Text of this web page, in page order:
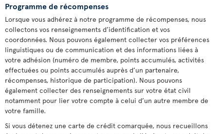
Programme de récompenses
Lorsque vous adhérez à notre programme de récompenses, nous
collectons vos renseignements d’identification et vos
coordonnées. Nous pouvons également collecter vos préférences
linguistiques ou de communication et des informations liées à
votre adhésion (numéro de membre, points accumulés, activités
effectuées ou points accumulés auprès d’un partenaire,
récompenses, historique de participation). Nous pouvons
également collecter des renseignements sur votre état civil
notamment pour lier votre compte à celui d’un autre membre de
votre famille.
Si vous détenez une carte de crédit comarquée, nous recueillons